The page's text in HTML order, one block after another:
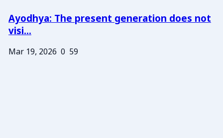
Ayodhya: The present generation does not
visi...
Mar 19, 2026 0 59